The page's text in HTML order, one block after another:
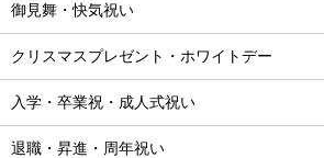
御見舞・快気祝い
クリスマスプレゼント・ホワイトデー
入学・卒業祝・成人式祝い
退職・昇進・周年祝い